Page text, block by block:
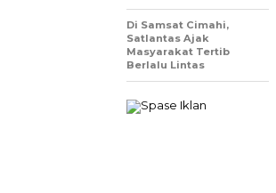
Di Samsat Cimahi,
Satlantas Ajak
Masyarakat Tertib
Berlalu Lintas